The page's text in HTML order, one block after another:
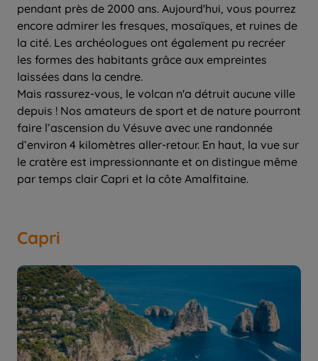
pendant près de 2000 ans. Aujourd'hui, vous pourrez
encore admirer les fresques, mosaïques, et ruines de
la cité. Les archéologues ont également pu recréer
les formes des habitants grâce aux empreintes
laissées dans la cendre.
Mais rassurez-vous, le volcan n'a détruit aucune ville
depuis ! Nos amateurs de sport et de nature pourront
faire l’ascension du Vésuve avec une randonnée
d’environ 4 kilomètres aller-retour. En haut, la vue sur
le cratère est impressionnante et on distingue même
par temps clair Capri et la côte Amalfitaine.
Capri